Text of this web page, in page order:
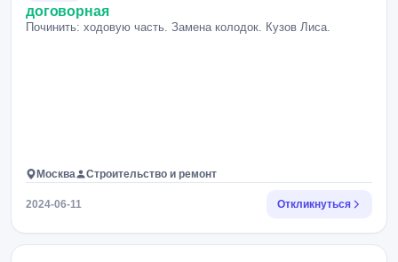
договорная
Починить: ходовую часть. Замена колодок. Кузов Лиса.
Москва Строительство и ремонт
2024-06-11 Откликнуться